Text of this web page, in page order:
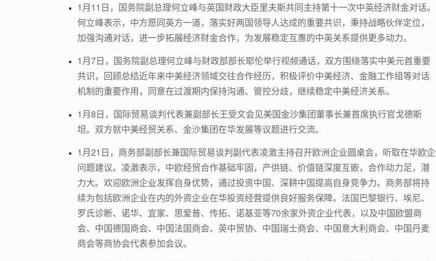
1月11日，国务院副总理何立峰与英国财政大臣里夫斯共同主持第十一次中英经济财金对话。
何立峰表示，中方愿同英方一道，落实好两国领导人达成的重要共识，秉持战略伙伴定位，
加强沟通对话，进一步拓展经济财金合作，为发展稳定互惠的中英关系提供更多动力。
1月7日，国务院副总理何立峰与财政部部长耶伦举行视频通话，双方围绕落实中美元首重要
共识，回顾总结近年来中美经济领域交往合作经历，积极评价中美经济、金融工作组等对话
机制的重要作用，同意在过渡期内保持沟通、管控分歧，继续稳定中美经济关系。
1月8日，国际贸易谈判代表兼副部长王受文会见美国金沙集团董事长兼首席执行官戈德斯
坦。双方就中美经贸关系、金沙集团在华发展等议题进行交流。
1月21日，商务部副部长兼国际贸易谈判副代表凌激主持召开欧洲企业圆桌会，听取在华欧企
问题建议。凌激表示，中欧经贸合作基础牢固，产供链、价值链深度互嵌，合作动力足，潜
力大。欢迎欧洲企业发挥自身优势，通过投资中国、深耕中国提高自身竞争力。商务部将持
续为包括欧洲企业在内的外资企业在华投资经营提供良好服务保障。法国巴黎银行、埃尼、
罗氏诊断、诺华、宜家、思爱普、传拓、诺基亚等70余家外资企业代表，以及中国欧盟商
会、中国德国商会、中国法国商会、英中贸协、中国瑞士商会、中国意大利商会、中国丹麦
商会等商协会代表参加会议。